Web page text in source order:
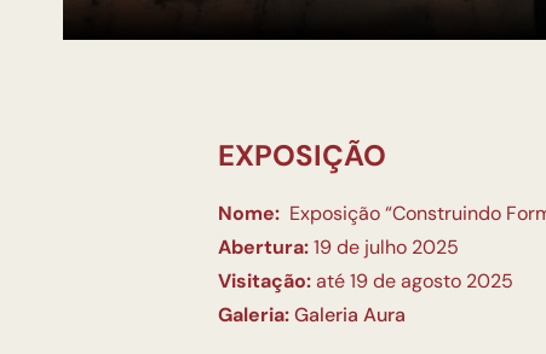
EXPOSIÇÃO
Nome: Exposição “Construindo
Abertura:19 de julho 2025
Visitação:até 19 de agosto 2025
Galeria:Galeria Aura